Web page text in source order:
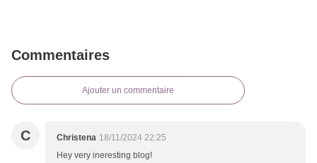
Commentaires
Ajouter un commentaire
C Christena 18/11/2024 22:25
Hey very ineresting blog!